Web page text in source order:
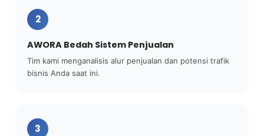
2
AWORA Bedah Sistem Penjualan
Tim kami menganalisis alur penjualan dan potensi trafik
bisnis Anda saat ini.
3